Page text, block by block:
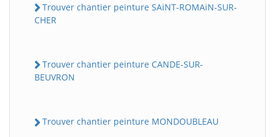
Trouver chantier peinture SAiNT-ROMAiN-SUR-
CHER
Trouver chantier peinture CANDE-SUR-
BEUVRON
Trouver chantier peinture MONDOUBLEAU